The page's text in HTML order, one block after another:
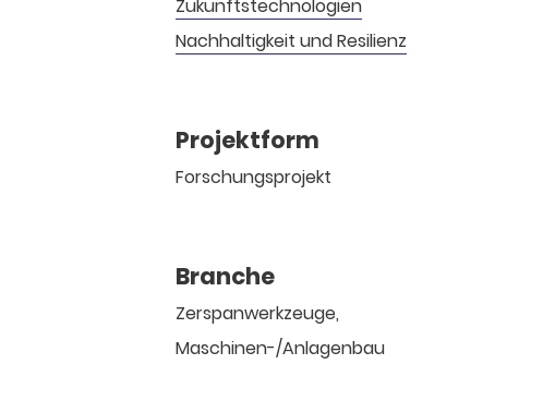
Zukunftstechnologien
Nachhaltigkeit und Resilienz
Projektform
Forschungsprojekt
Branche
Zerspanwerkzeuge,
Maschinen-/Anlagenbau